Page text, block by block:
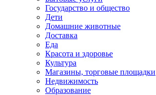
Государство и общество
Дети
Домашние животные
Доставка
Еда
Красота и здоровье
Культура
Магазины, торговые площадки
Недвижимость
Образование